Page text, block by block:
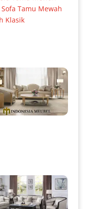
Sofa Tamu Mewah
Klasik